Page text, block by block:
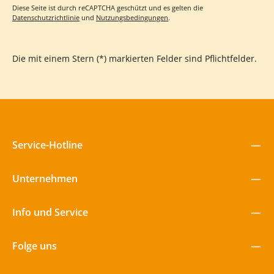
Diese Seite ist durch reCAPTCHA geschützt und es gelten die
Datenschutzrichtlinie und Nutzungsbedingungen.
Die mit einem Stern (*) markierten Felder sind Pflichtfelder.
Service-Hotline
Unternehmen
Info und Service
Folge uns